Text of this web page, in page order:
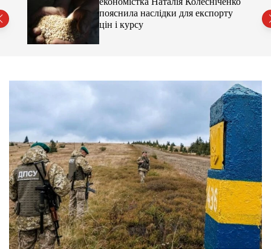
у
л
ь
г
р
е
ж
и
м
у
пояснила наслідки для експорту
цін і курсу